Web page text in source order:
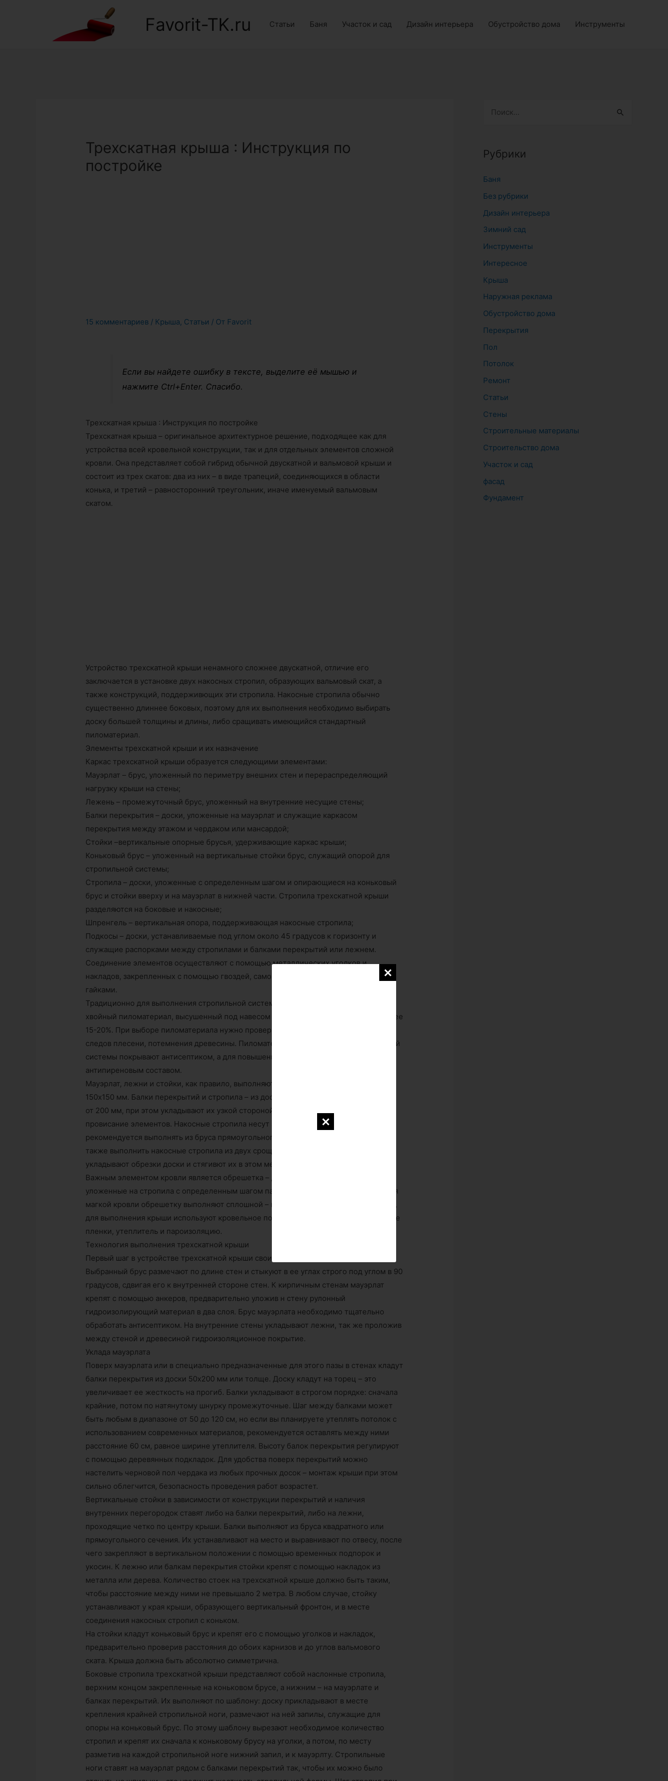
Favorit-TK.ru Статьи Баня Участок и сад Дизайн интерьера Обустройство дома Инструменты
Трехскатная крыша : Инструкция по
постройке
15 комментариев / Крыша, Статьи / От Favorit
Если вы найдете ошибку в тексте, выделите её мышью и
нажмите Ctrl+Enter. Спасибо.
Трехскатная крыша : Инструкция по постройке
Трехскатная крыша – оригинальное архитектурное решение, подходящее как для
устройства всей кровельной конструкции, так и для отдельных элементов сложной
кровли. Она представляет собой гибрид обычной двускатной и вальмовой крыши и
состоит из трех скатов: два из них – в виде трапеций, соединяющихся в области
конька, и третий – равносторонний треугольник, иначе именуемый вальмовым
скатом.
Устройство трехскатной крыши ненамного сложнее двускатной, отличие его
заключается в установке двух накосных стропил, образующих вальмовый скат, а
также конструкций, поддерживющих эти стропила. Накосные стропила обычно
существенно длиннее боковых, поэтому для их выполнения необходимо выбирать
доску большей толщины и длины, либо сращивать имеющийся стандартный
пиломатериал.
Элементы трехскатной крыши и их назначение
Каркас трехскатной крыши образуется следующими элементами:
Мауэрлат – брус, уложенный по периметру внешних стен и перераспределяющий
нагрузку крыши на стены;
Лежень – промежуточный брус, уложенный на внутренние несущие стены;
Балки перекрытия – доски, уложенные на мауэрлат и служащие каркасом
перекрытия между этажом и чердаком или мансардой;
Стойки –вертикальные опорные брусья, удерживающие каркас крыши;
Коньковый брус – уложенный на вертикальные стойки брус, служащий опорой для
стропильной системы;
Стропила – доски, уложенные с определенным шагом и опирающиеся на коньковый
брус и стойки вверху и на мауэрлат в нижней части. Стропила трехскатной крыши
разделяются на боковые и накосные;
Шпренгель – вертикальная опора, поддерживающая накосные стропила;
Подкосы – доски, устанавливаемые под углом около 45 градусов к горизонту и
служащие распорками между стропилами и балками перекрытий или лежнем.
Соединение элементов осуществляют с помощью металлических уголков и
накладов, закрепленных с помощью гвоздей, саморезов или резьбовых шпилек с
гайками.
Традиционно для выполнения стропильной системы и обрешетки используют
хвойный пиломатериал, высушенный под навесом с остаточной влажностью не более
15-20%. При выборе пиломатериала нужно проверить ее на отсутствие гнили и
следов плесени, потемнения древесины. Пиломатериал для устройства стропильной
системы покрывают антисептиком, а для повышения противопожарных свойств и
антипиреновым составом.
Мауэрлат, лежни и стойки, как правило, выполняют из бруса сечением 100х100 или
150х150 мм. Балки перекрытий и стропила – из доски толщиной от 50 мм и шириной
от 200 мм, при этом укладывают их узкой стороной вниз, чтобы уменьшить
провисание элементов. Накосные стропила несут значительную нагрузку, их
рекомендуется выполнять из бруса прямоугольного сечения 100х150 мм. Можно
также выполнить накосные стропила из двух срощенных досок: между ними
укладывают обрезки доски и стягивют их в этом месте на шпильки.
Важным элементом кровли является обрешетка – доски толщиной от 20 мм,
уложенные на стропила с определенным шагом параллельно коньковому брусу. Для
магкой кровли обрешетку выполняют сплошной – из фанеры. Кроме пиломатериала,
для выполнения крыши используют кровельное покрытие, гидро — и ветрозащитные
пленки, утеплитель и пароизоляцию.
Технология выполнения трехскатной крыши
Первый шаг в устройстве трехскатной крыши своими руками – укладка мауэрлата.
Выбранный брус размечают по длине стен и стыкуют в ее углах строго под углом в 90
градусов, сдвигая его к внутренней стороне стен. К кирпичным стенам мауэрлат
крепят с помощью анкеров, предварительно уложив н стену рулонный
гидроизолирующий материал в два слоя. Брус мауэрлата необходимо тщательно
обработать антисептиком. На внутренние стены укладывают лежни, так же проложив
между стеной и древесиной гидроизоляционное покрытие.
Уклада мауэрлата
Поверх мауэрлата или в специально предназначенные для этого пазы в стенах кладут
балки перекрытия из доски 50х200 мм или толще. Доску кладут на торец – это
увеличивает ее жесткость на прогиб. Балки укладывают в строгом порядке: сначала
крайние, потом по натянутому шнурку промежуточные. Шаг между балками может
быть любым в диапазоне от 50 до 120 см, но если вы планируете утеплять потолок с
использованием современных материалов, рекомендуется оставлять между ними
расстояние 60 см, равное ширине утеплителя. Высоту балок перекрытия регулируют
с помощью деревянных подкладок. Для удобства поверх перекрытий можно
настелить черновой пол чердака из любых прочных досок – монтаж крыши при этом
сильно облегчится, безопасность проведения работ возрастет.
Вертикальные стойки в зависимости от конструкции перекрытий и наличия
внутренних перегородок ставят либо на балки перекрытий, либо на лежни,
проходящие четко по центру крыши. Балки выполняют из бруса квадратного или
прямоугольного сечения. Их устанавливают на место и выравнивают по отвесу, после
чего закрепляют в вертикальном положении с помощью временных подпорок и
укосин. К лежню или балкам перекрытия стойки крепят с помощью накладок из
металла или дерева. Количество стоек на трехскатной крыше должно быть таким,
чтобы расстояние между ними не превышало 2 метра. В любом случае, стойку
устанавливают у края крыши, образующего вертикальный фронтон, и в месте
соединения накосных стропил с коньком.
На стойки кладут коньковый брус и крепят его с помощью уголков и накладок,
предварительно проверив расстояния до обоих карнизов и до углов вальмового
ската. Крыша должна быть абсолютно симметрична.
Боковые стропила трехскатной крыши представляют собой наслонные стропила,
верхним концом закрепленные на коньковом брусе, а нижним – на мауэрлате и
балках перекрытий. Их выполняют по шаблону: доску прикладывают в месте
крепления крайней стропильной ноги, размечают на ней запилы, служащие для
опоры на коньковый брус. По этому шаблону вырезают необходимое количество
стропил и крепят их сначала к коньковому брусу на уголки, а потом, по месту
разметив на каждой стропильной ноге нижний запил, и к мауэрлту. Стропильные
ноги ставят на мауэрлат рядом с балками перекрытий так, чтобы их можно было
т
:
Рубрики
Баня
Без рубрики
Дизайн интерьера
Зимний сад
Инструменты
Интересное
Крыша
Наружная реклама
Обустройство дома
Перекрытия
Пол
Потолок
Ремонт
Статьи
Стены
Строительные материалы
Строительство дома
Участок и сад
фасад
Фундамент